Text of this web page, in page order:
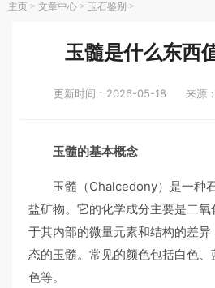
主页 > 文章中心 > 玉石鉴别 >
玉髓是什么东西
更新时间：2026-05-18 来源
玉髓的基本概念
玉髓（Chalcedony）是一种
盐矿物。它的化学成分主要是二
于其内部的微量元素和结构的差
态的玉髓。常见的颜色包括白色
色等。